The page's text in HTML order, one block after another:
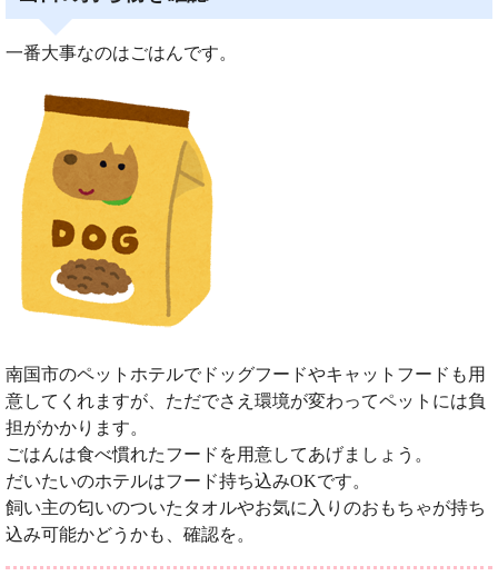
一番大事なのはごはんです。
南国市のペットホテルでドッグフードやキャットフードも用
意してくれますが、ただでさえ環境が変わってペットには負
担がかかります。
ごはんは食べ慣れたフードを用意してあげましょう。
だいたいのホテルはフード持ち込みOKです。
飼い主の匂いのついたタオルやお気に入りのおもちゃが持ち
込み可能かどうかも、確認を。